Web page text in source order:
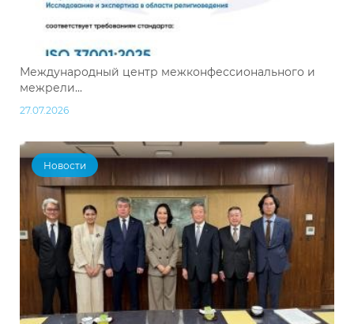
Международный центр межконфессионального и
межрели...
27.07.2026
Новости